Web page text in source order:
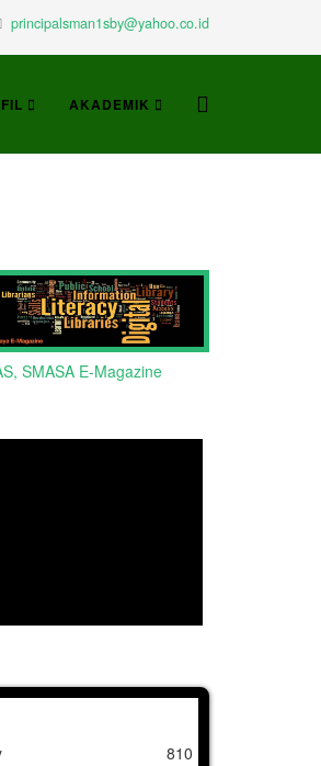
principalsman1sby@yahoo.co.id
AKADEMIK
SMASA E-Magazine
810